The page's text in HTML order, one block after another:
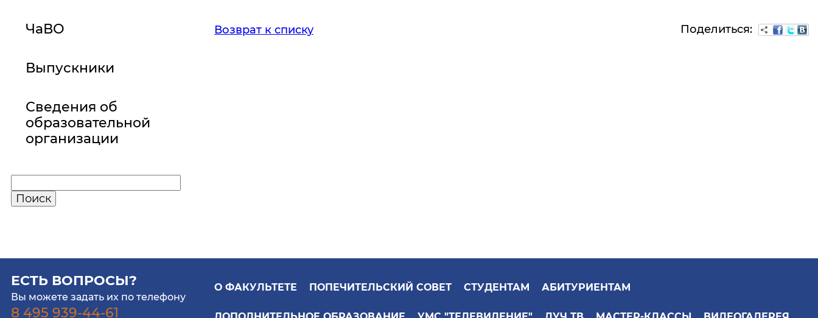
ЧаВО
Выпускники
Сведения об
образовательной
организации
Возврат к списку Поделиться:
ЕСТЬ ВОПРОСЫ?
Вы можете задать их по телефону
8 495 939-44-61
О ФАКУЛЬТЕТЕ ПОПЕЧИТЕЛЬСКИЙ СОВЕТ СТУДЕНТАМ АБИТУРИЕНТАМ